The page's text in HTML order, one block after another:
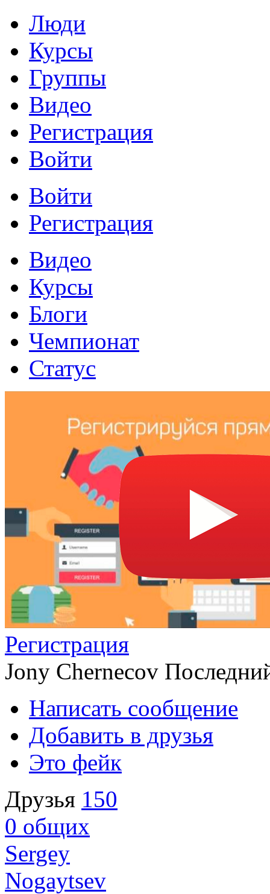
Люди
Курсы
Группы
Видео
Регистрация
Войти
Войти
Регистрация
Видео
Курсы
Блоги
Чемпионат
Статус
Регистрация
Jony Chernecov
Написать сообщение
Добавить в друзья
Это фейк
Друзья 150
0 общих
Sergey
Nogaytsev